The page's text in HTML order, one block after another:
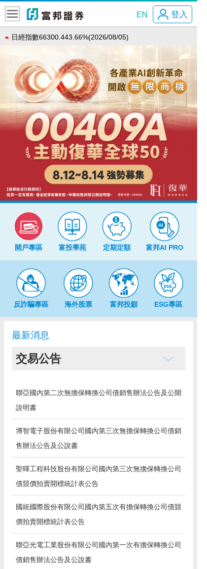
登入
EN
日經指數66300.443.66%(2026/08/05)
恆生指數25530.28-1.49%(2026/08/06)
道瓊指數54349.120.49%(2026/08/05)
那斯達克指數26363.44-0.83%(2026/08/05)
法國CAC8669.30.03%(2026/08/05)
費城半導體12008.88-1.40%(2026/08/05)
加權指數44396.7-0.48%(2026/08/06)
上証指數3900.350.57%(2026/08/06)
開戶專區 富投學苑 定期定額 富邦AI PRO
反詐騙專區 海外股票 富邦投顧 ESG專區
最新消息
交易公告
聯亞國內第二次無擔保轉換公司債銷售辦法公告及公開
說明書
博智電子股份有限公司國內第三次無擔保轉換公司債銷
售辦法公告及公說書
聖暉工程科技股份有限公司國內第三次無擔保轉換公司
債競價拍賣開標統計表公告
國統國際股份有限公司國內第五次有擔保轉換公司債競
價拍賣開標統計表公告
聯亞光電工業股份有限公司國內第一次有擔保轉換公司
債銷售辦法公告及公說書